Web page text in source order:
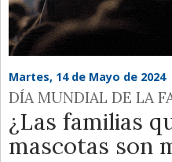
Martes, 14 de Mayo de 2024
DÍA MUNDIAL DE LA
¿Las familias
mascotas son